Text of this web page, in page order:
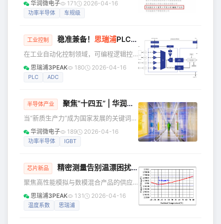
联电芯，适用于最高48V的系统。级联
多颗芯片后，最多可监测31个电池组，
体和先进个人的决定》（以下简称决
职工干事创业的热情，凝聚深化改革的
强大合力，市人力社保局、市国资委决
定，授予91个集体“国资国企工作先进集
体”称号，191名个人“国资国企工作先进
个人”称号。 华润微电子功率集成事业群
公司MOS
华润微电子 171 2026-04-16
功率半导体 车规级
工业控制 稳准兼备！ 思瑞浦PLC/DCS全链路芯片解决方案
在工业自动化控制领域，可编程逻辑控
制器（PLC）与分布式控制系统（DCS）
作为核心控制设备，性能与可靠性直接
机器人等新兴领域快速发展且需求强
劲，技术向智能化、开放化、集成化演
进，国产替代进程加速。 依托深厚的技
术积累与全面的产品布局，思瑞浦可为
PLC/DCS系统提供从信号采集、输出控
性能模拟芯
思瑞浦3PEAK 180 2026-04-16
PLC ADC
半导体产业 聚焦“十四五” | 华润微电子，奔赴“芯”未来
当“新质生产力”成为国家发展的关键词
一场以科技创新为驱动的 产业变革正加
速推进 在这股浪潮中 华润微电子以功率
的智能化天车高速运转 无锡的掩模车间
精密测试 深圳的12吋模拟晶圆正在雕刻
未来 …… 科技与制造深度融合的场景 正
是华润微电子以新质生产力 铸就高质量
发展引擎的生动注脚 山城重庆，创新热
华润微电子 189 2026-04-16
功率半导体 IGBT
芯片新品 精密测量告别温漂困扰！ 思瑞浦TPR70ULTC超
聚焦高性能模拟与数模混合产品的供应
商思瑞浦3PEAK（股票代码：688536）
推出超低温漂精密电压基准模块
思瑞浦3PEAK 131 2026-04-16
温度系数 思瑞浦